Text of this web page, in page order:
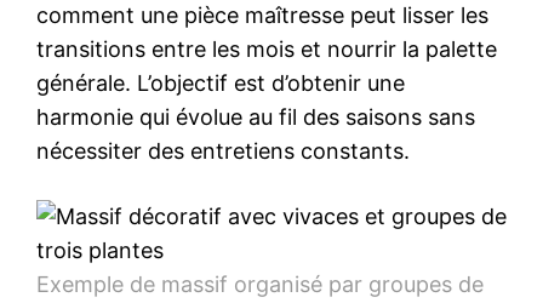
comment une pièce maîtresse peut lisser les
transitions entre les mois et nourrir la palette
générale. L’objectif est d’obtenir une
harmonie qui évolue au fil des saisons sans
nécessiter des entretiens constants.
Exemple de massif organisé par groupes de